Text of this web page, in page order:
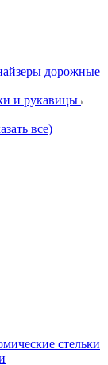
дорожные
и рукавицы
все)
стельки